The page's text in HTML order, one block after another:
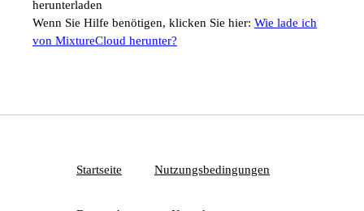
herunterladen
Wenn Sie Hilfe benötigen, klicken Sie hier: Wie lade ich
von MixtureCloud herunter?
Startseite Nutzungsbedingungen